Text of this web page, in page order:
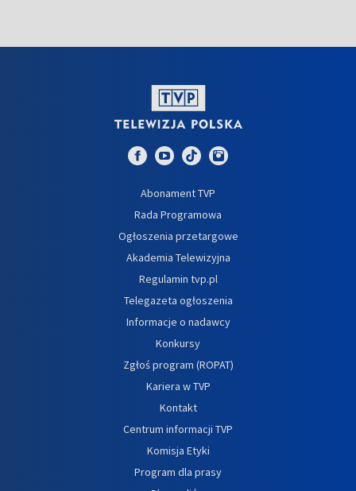
Abonament TVP
Rada Programowa
Ogłoszenia przetargowe
Akademia Telewizyjna
Regulamin tvp.pl
Telegazeta ogłoszenia
Informacje o nadawcy
Konkursy
Zgłoś program (ROPAT)
Kariera w TVP
Kontakt
Centrum informacji TVP
Komisja Etyki
Program dla prasy